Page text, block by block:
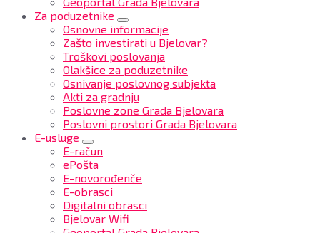
Za poduzetnike
Osnovne informacije
Zašto investirati u Bjelovar?
Troškovi poslovanja
Olakšice za poduzetnike
Osnivanje poslovnog subjekta
Akti za gradnju
Poslovne zone Grada Bjelovara
Poslovni prostori Grada Bjelovara
E-usluge
E-račun
ePošta
E-novorođenče
E-obrasci
Digitalni obrasci
Bjelovar Wifi